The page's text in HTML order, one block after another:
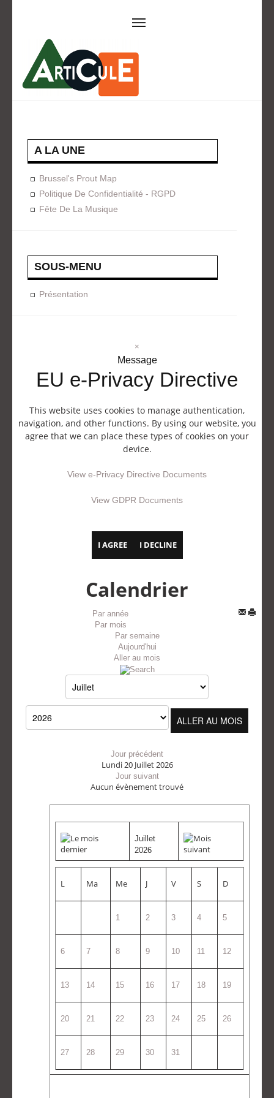
ARTICULE ASBL
Présentation
Concerts
Expositions
Design For Everyone
Publications
FORMATION
Programmées
A La Demande
A LA UNE
Brussel's Prout Map
Politique De Confidentialité - RGPD
Fête De La Musique
SOUS-MENU
Présentation
×
Message
EU e-Privacy Directive
This website uses cookies to manage authentication,
navigation, and other functions. By using our website, you
agree that we can place these types of cookies on your
device.
View e-Privacy Directive Documents
View GDPR Documents
I AGREE I DECLINE
Calendrier
Par année
Par mois
Par semaine
Aujourd'hui
Aller au mois
ALLER AU MOIS
Jour précédent
Lundi 20 Juillet 2026
Jour suivant
Aucun évènement trouvé
Juillet
2026
L Ma Me J V S D
1 2 3 4 5
6 7 8 9 10 11 12
13 14 15 16 17 18 19
20 21 22 23 24 25 26
27 28 29 30 31